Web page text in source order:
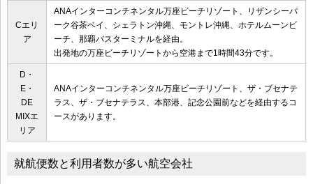
Cエリ
ア
ANAインターコンチネンタル万座ビーチリゾート、リザンシーパ
ーク谷茶ベイ、シェラトン沖縄、モントレ沖縄、ホテルムーンビ
ーチ、那覇バスターミナルを経由。
出発地の万座ビーチリゾートから空港まで1時間43分です。
D・
E・
DE
MIXエ
リア
ANAインターコンチネンタル万座ビーチリゾート、ザ・ブセナテ
ラス、ザ・ブセナテラス、本部港、記念公園前などを経由するコ
ースがあります。
就航便数と利用者数が多い航空会社